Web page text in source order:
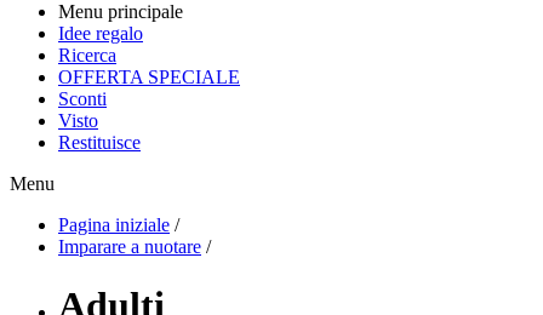
Menu principale
Idee regalo
Ricerca
OFFERTA SPECIALE
Sconti
Visto
Restituisce
Menu
Pagina iniziale /
Imparare a nuotare /
Adulti